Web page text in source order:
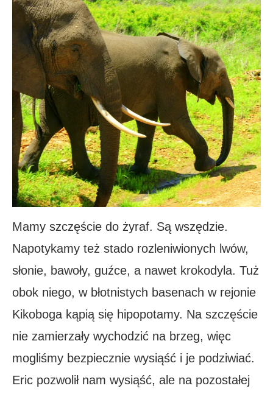
Mamy szczęście do żyraf. Są wszędzie.
Napotykamy też stado rozleniwionych lwów,
słonie, bawoły, guźce, a nawet krokodyla. Tuż
obok niego, w błotnistych basenach w rejonie
Kikoboga kąpią się hipopotamy. Na szczęście
nie zamierzały wychodzić na brzeg, więc
mogliśmy bezpiecznie wysiąść i je podziwiać.
Eric pozwolił nam wysiąść, ale na pozostałej